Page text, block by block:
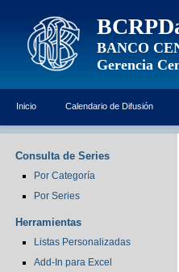
BANCO
Gerencia
Inicio Calendario de Difusión
Consulta de Series
Por Categoría
Por Series
Herramientas
Listas Personalizadas
Add-In para Excel